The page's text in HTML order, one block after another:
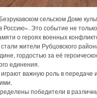
сельском Доме
Это событие не
о героях военных
жители Рубцовского
гордостью за её
единения.
важную роль в передаче
победители в